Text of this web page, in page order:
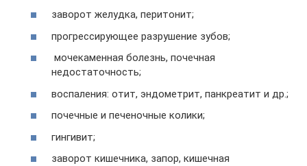
заворот желудка, перитонит;
прогрессирующее разрушение зубов;
мочекаменная болезнь, почечная
недостаточность;
воспаления: отит, эндометрит, панкреатит и др.;
почечные и печеночные колики;
гингивит;
заворот кишечника, запор, кишечная